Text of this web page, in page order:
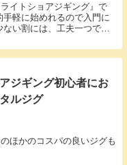
イトショアジギング』で
軽に始めれるので入門に
い割には、工夫一つで狙
ジギング初心者にお
ルジグ
ほかのコスパの良いジグも